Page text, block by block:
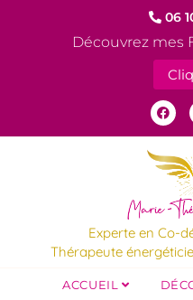
06
Découvrez mes
Experte en Co-
Thérapeute
ACCUEIL